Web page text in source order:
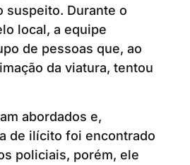
suspeito. Durante o
local, a equipe
de pessoas que, ao
da viatura, tentou
abordados e,
de ilícito foi encontrado
policiais, porém, ele